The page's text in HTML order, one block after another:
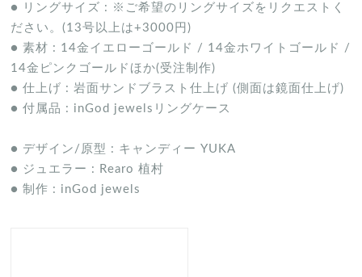
● リングサイズ : ※ご希望のリングサイズをリクエストく
ださい。(13号以上は+3000円)
● 素材 : 14金イエローゴールド / 14金ホワイトゴールド /
14金ピンクゴールドほか(受注制作)
● 仕上げ : 岩面サンドブラスト仕上げ (側面は鏡面仕上げ)
● 付属品 : inGod jewelsリングケース
● デザイン/原型 : キャンディー YUKA
● ジュエラー : Rearo 植村
● 制作 : inGod jewels